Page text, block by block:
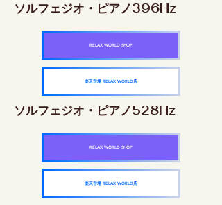
ソルフェジオ・ピアノ396Hz
RELAX WORLD SHOP
楽天市場 RELAX WORLD店
ソルフェジオ・ピアノ528Hz
RELAX WORLD SHOP
楽天市場 RELAX WORLD店